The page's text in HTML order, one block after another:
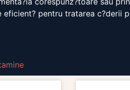
pentru tratarea c?derii